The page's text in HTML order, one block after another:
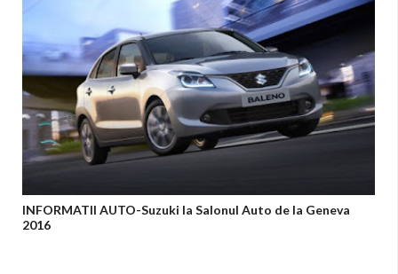
INFORMATII AUTO-Suzuki la Salonul Auto de la Geneva
2016